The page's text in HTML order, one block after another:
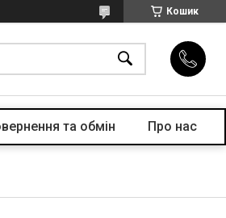
Кошик
та обмін Про нас